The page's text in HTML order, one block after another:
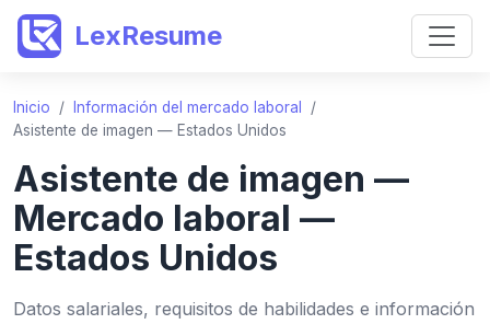
LexResume
Inicio / Información del mercado laboral
/
Asistente de imagen — Estados Unidos
Asistente de imagen —
Mercado laboral —
Estados Unidos
Datos salariales, requisitos de habilidades e información